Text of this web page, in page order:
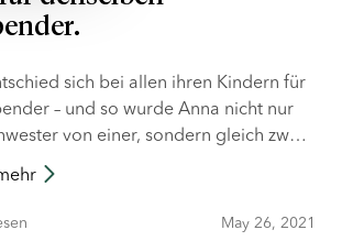
sich bei allen ihren Kindern für
– und so wurde Anna nicht nur
von einer, sondern gleich zwei
Das war möglich, da sie sich
hatte, ein Depot mit
für mehr als einen
bei der Samenbank
May 26, 2021